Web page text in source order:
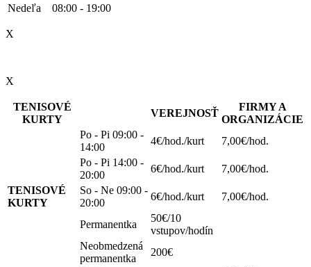
Nedeľa
08:00 - 19:00
X
X
TENISOVÉ
KURTY
VEREJNOSŤ
FIRMY A
ORGANIZÁCIE
TENISOVÉ
KURTY
Po - Pi 09:00 -
14:00
4€/hod./kurt
7,00€/hod.
Po - Pi 14:00 -
20:00
6€/hod./kurt
7,00€/hod.
So - Ne 09:00 -
20:00
6€/hod./kurt 7,00€/hod.
Permanentka
50€/10
vstupov/hodín
Neobmedzená
permanentka
200€